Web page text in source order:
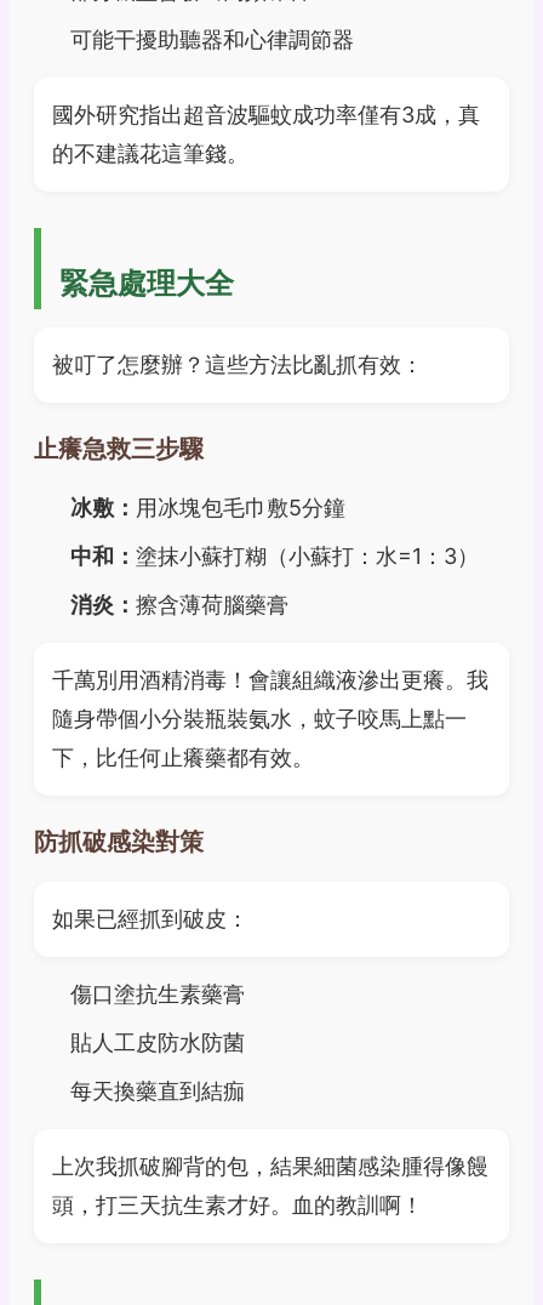
可能干擾助聽器和心律調節器
國外研究指出超音波驅蚊成功率僅有3成，真
的不建議花這筆錢。
緊急處理大全
被叮了怎麼辦？這些方法比亂抓有效：
止癢急救三步驟
冰敷： 用冰塊包毛巾敷5分鐘
中和： 塗抹小蘇打糊（小蘇打：水=1：3）
消炎： 擦含薄荷腦藥膏
千萬別用酒精消毒！會讓組織液滲出更癢。我
隨身帶個小分裝瓶裝氨水，蚊子咬馬上點一
下，比任何止癢藥都有效。
防抓破感染對策
如果已經抓到破皮：
傷口塗抗生素藥膏
貼人工皮防水防菌
每天換藥直到結痂
上次我抓破腳背的包，結果細菌感染腫得像饅
頭，打三天抗生素才好。血的教訓啊！